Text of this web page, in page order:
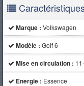
Marque : Volkswagen
Modèle : Golf 6
Mise en circulation :
Energie : Essence